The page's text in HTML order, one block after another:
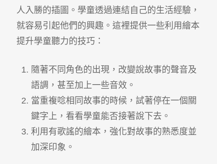
人入勝的插圖。學童透過連結自己的生活經驗，
就容易引起他們的興趣。這裡提供一些利用繪本
提升學童聽力的技巧：
隨著不同角色的出現，改變說故事的聲音及
語調，甚至加上一些音效。
當重複唸相同故事的時候，試著停在一個關
鍵字上，看看學童能否接著說下去。
利用有歌謠的繪本，強化對故事的熟悉度並
加深印象。